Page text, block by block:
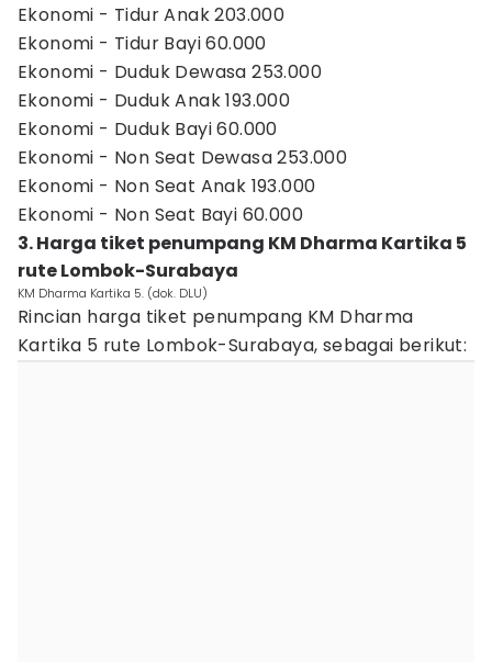
Ekonomi - Tidur Anak 203.000
Ekonomi - Tidur Bayi 60.000
Ekonomi - Duduk Dewasa 253.000
Ekonomi - Duduk Anak 193.000
Ekonomi - Duduk Bayi 60.000
Ekonomi - Non Seat Dewasa 253.000
Ekonomi - Non Seat Anak 193.000
Ekonomi - Non Seat Bayi 60.000
3. Harga tiket penumpang KM Dharma Kartika 5
rute Lombok-Surabaya
KM Dharma Kartika 5. (dok. DLU)
Rincian harga tiket penumpang KM Dharma
Kartika 5 rute Lombok-Surabaya, sebagai berikut: